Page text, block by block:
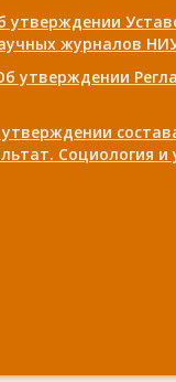
утверждении
журналов
утверждении
Социология и